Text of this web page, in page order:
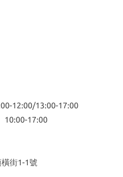
12:00/13:00-17:00
17:00
街1-1號